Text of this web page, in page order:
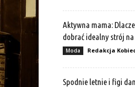
Aktywna mama:
dobrać idealny strój na
Moda Redakcja
Spodnie letnie i figi